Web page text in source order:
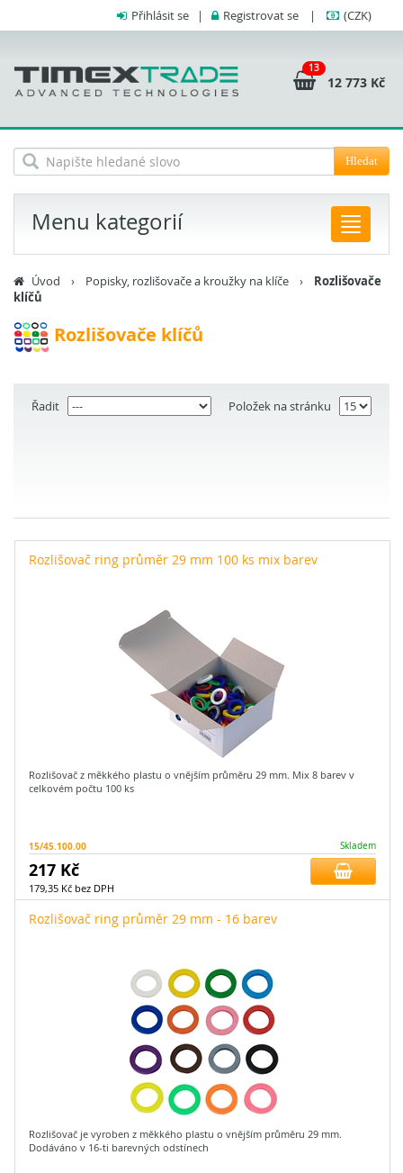
Přihlásit se | Registrovat se | (CZK)
13
12 773 Kč
Hledat
Menu kategorií
Úvod › Popisky, rozlišovače a kroužky na klíče › Rozlišovače
klíčů
Rozlišovače klíčů
Řadit Položek na stránku
Rozlišovač ring průměr 29 mm 100 ks mix barev
Rozlišovač z měkkého plastu o vnějším průměru 29 mm. Mix 8 barev v
celkovém počtu 100 ks
15/45.100.00 Skladem
217 Kč
179,35 Kč bez DPH
Rozlišovač ring průměr 29 mm - 16 barev
Rozlišovač je vyroben z měkkého plastu o vnějším průměru 29 mm.
Dodáváno v 16-ti barevných odstínech